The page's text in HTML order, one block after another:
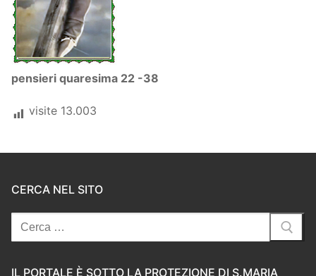
pensieri quaresima 22 -38
visite 13.003
CERCA NEL SITO
Cerca:
IL PORTALE È SOTTO LA PROTEZIONE DI S.MARIA